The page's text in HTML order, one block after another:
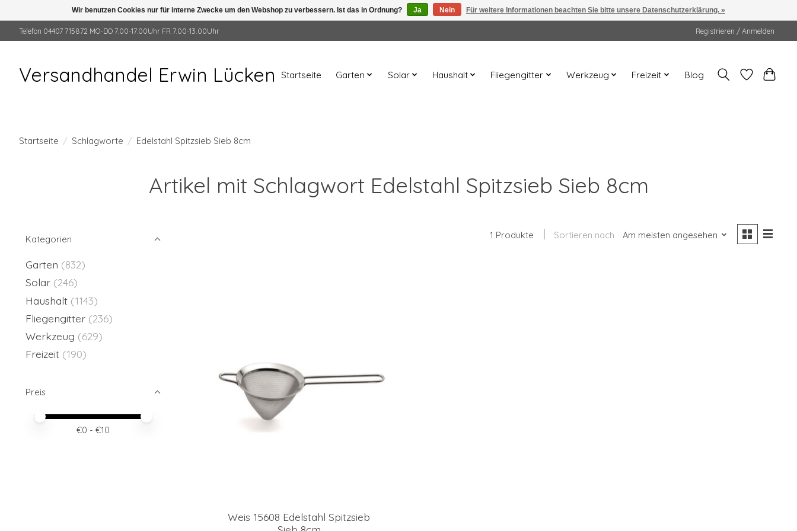
Telefon 04407 715872 MO-DO 7.00-17.00Uhr FR 7.00-13.00Uhr Registrieren / Anmelden
Versandhandel Erwin Lücken Startseite Garten Solar Haushalt Fliegengitter Werkzeug Freizeit Blog
Startseite / Schlagworte / Edelstahl Spitzsieb Sieb 8cm
Artikel mit Schlagwort Edelstahl Spitzsieb Sieb 8cm
Kategorien
Garten (832)
Solar (246)
Haushalt (1143)
Fliegengitter (236)
Werkzeug (629)
Freizeit (190)
Preis
Preis – Mindestwert
Price maximum value
€0 - €10
1 Produkte Sortieren nach Am meisten angesehen
Weis 15608 Edelstahl Spitzsieb
Wir benutzen Cookies nur für interne Zwecke um den Webshop zu verbessern. Ist das in Ordnung? Ja Nein Für weitere Informationen beachten Sie bitte unsere Datenschutzerklärung. »